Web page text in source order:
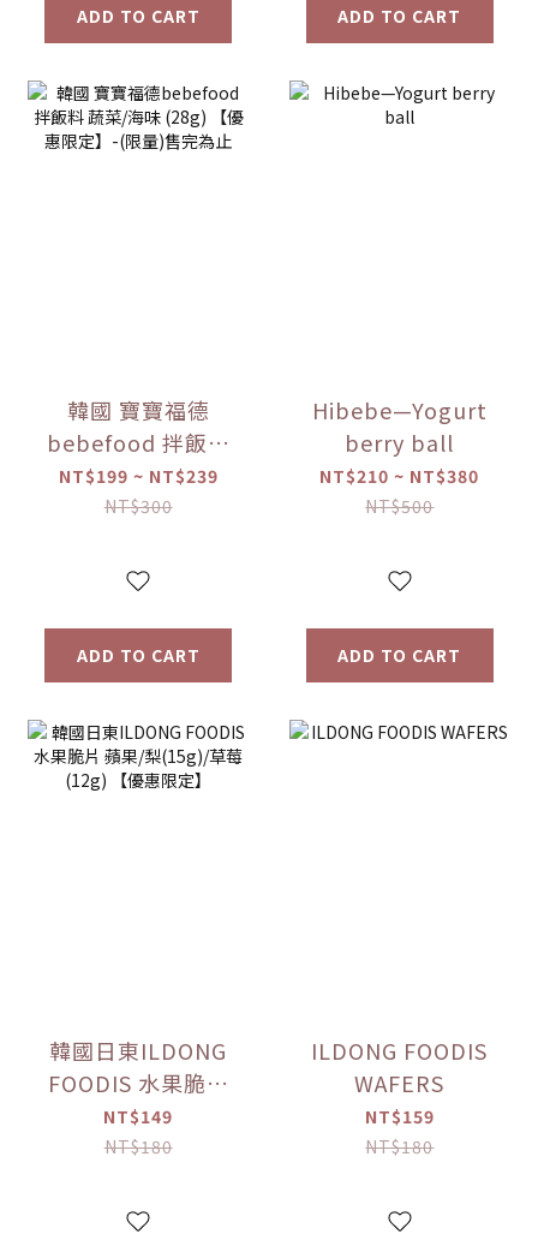
ADD TO CART ADD TO CART
韓國 寶寶福德
bebefood 拌飯料
蔬菜/海味 (28g)
【優惠限定】-(限
NT$199 ~ NT$239
NT$300
ADD TO CART
Hibebe—Yogurt
berry ball
NT$210 ~ NT$380
NT$500
ADD TO CART
韓國日東ILDONG
FOODIS 水果脆片
蘋果/梨(15g)/草莓
(12g) 【優惠限定】
NT$149
NT$180
ILDONG FOODIS
WAFERS
NT$159
NT$180